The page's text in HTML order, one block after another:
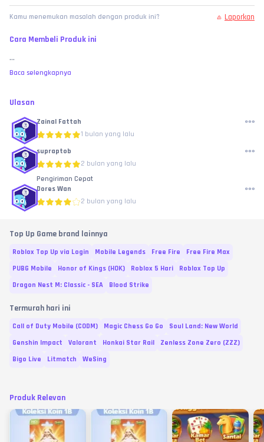
Kamu menemukan masalah dengan produk ini? Laporkan
Cara Membeli Produk ini
...
Baca selengkapnya
Ulasan
Zainal Fattah
1 bulan yang lalu
supraptob
2 bulan yang lalu
Pengiriman Cepat
Dores Wan
2 bulan yang lalu
Top Up Game brand lainnya
Roblox Top Up via Login Mobile Legends Free Fire
Free Fire Max
PUBG Mobile
Honor of Kings (HOK) Roblox 5 Hari
Roblox Top Up
Dragon Nest M: Classic - SEA
Blood Strike
Termurah hari ini
Call of Duty Mobile (CODM) Magic Chess Go Go
Soul Land: New World
Genshin Impact
Valorant Honkai Star Rail
Zenless Zone Zero (ZZZ)
Bigo Live
Litmatch WeSing
Produk Relevan